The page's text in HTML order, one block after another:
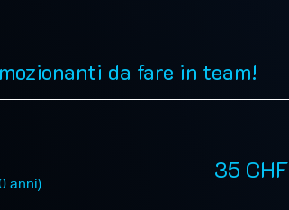
da fare in team!
anni) 35 CHF